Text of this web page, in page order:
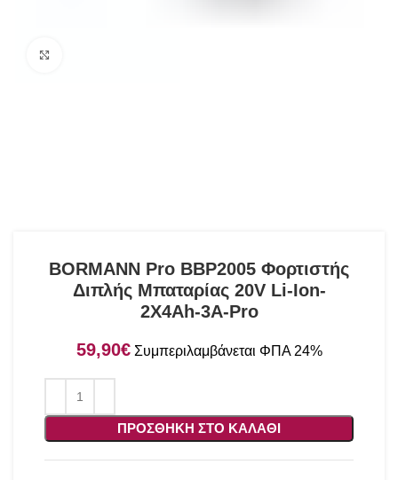
BORMANN Pro BBP2005 Φορτιστής
Διπλής Μπαταρίας 20V Li-Ion-
2X4Ah-3A-Pro
€
ΠΡΟΣΘΉΚΗ ΣΤΟ ΚΑΛΆΘΙ